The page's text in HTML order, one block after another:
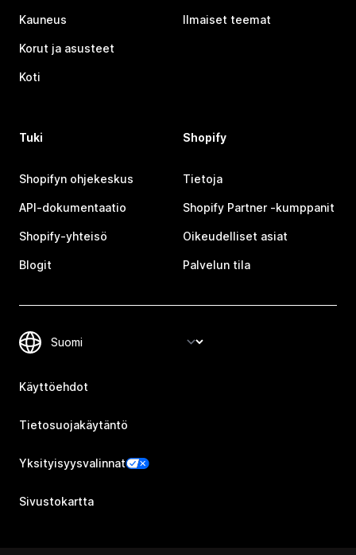
Kauneus
Korut ja asusteet
Koti
Ilmaiset teemat
Tuki
Shopifyn ohjekeskus
API-dokumentaatio
Shopify-yhteisö
Blogit
Shopify
Tietoja
Shopify Partner ‑kumppanit
Oikeudelliset asiat
Palvelun tila
Käyttöehdot
Tietosuojakäytäntö
Yksityisyysvalinnat
Sivustokartta